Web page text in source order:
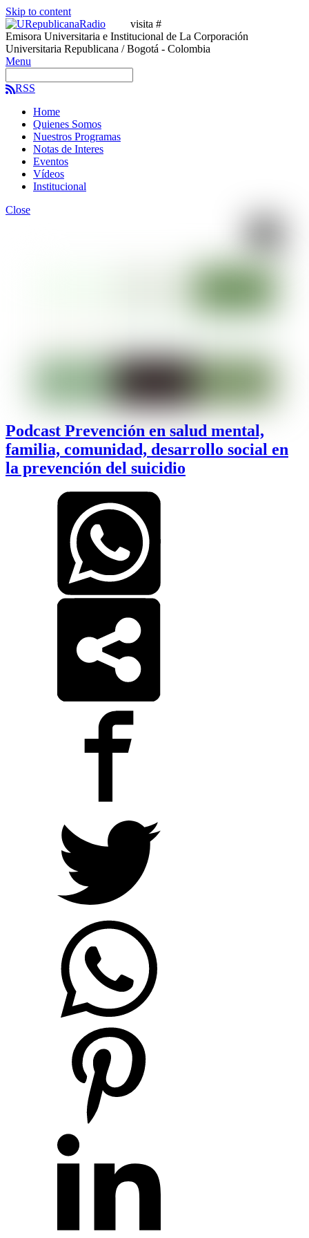
Skip to content
visita #
Emisora Universitaria e Institucional de La Corporación
Universitaria Republicana / Bogotá - Colombia
Menu
RSS
Home
Quienes Somos
Nuestros Programas
Notas de Interes
Eventos
Vídeos
Institucional
Close
Podcast Prevención en salud mental,
familia, comunidad, desarrollo social en
la prevención del suicidio